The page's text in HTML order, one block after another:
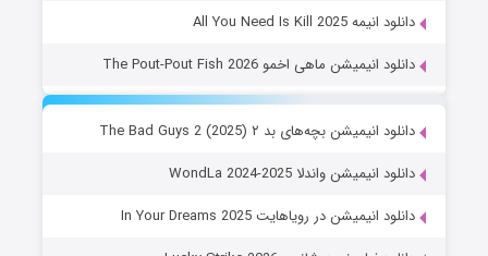
دانلود انیمه All You Need Is Kill 2025
دانلود انیمیشن ماهی اخمو The Pout-Pout Fish 2026
دانلود انیمیشن بچه‌های بد ۲ The Bad Guys 2 (2025)
دانلود انیمیشن واندلا WondLa 2024-2025
دانلود انیمیشن در رویاهایت In Your Dreams 2025